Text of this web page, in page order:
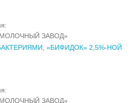
ЗАВОД»
«БИФИДОК» 2,5%-НОЙ
ЗАВОД»